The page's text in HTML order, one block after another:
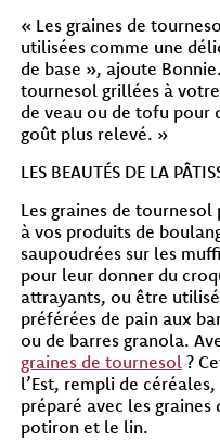
« Les graines de
utilisées comme une
de base », ajoute
tournesol grillées à
de veau ou de tofu pour
goût plus relevé. »
LES BEAUTÉS DE LA
Les graines de
à vos produits de
saupoudrées sur les
pour leur donner du
attrayants, ou être
préférées de pain aux
ou de barres granola.
graines de tournesol ?
l’Est, rempli de
préparé avec les
potiron et le lin.